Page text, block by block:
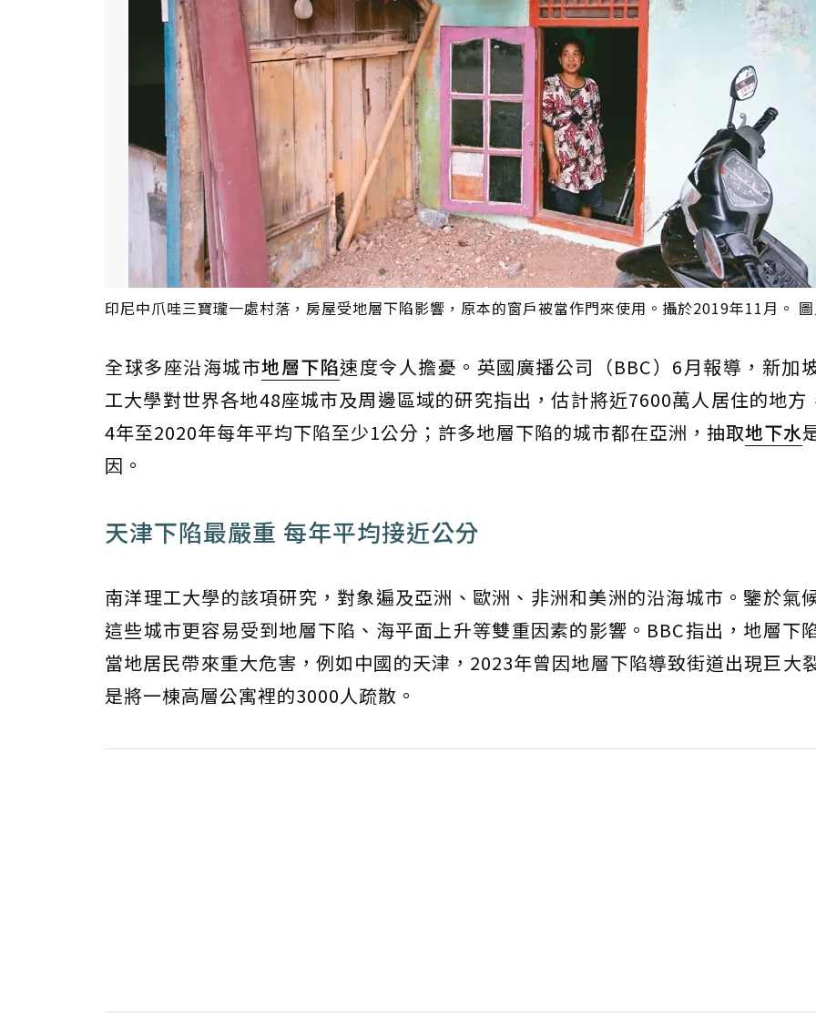
印尼中爪哇三寶瓏一處村落，房屋受地層下陷影響，原本的窗戶被當作門來使用。攝於2019年11月。
全球多座沿海城市地層下陷速度令人擔憂。英國廣播公司（BBC）6月報導，新加
工大學對世界各地48座城市及周邊區域的研究指出，估計將近7600萬人居住的地方
4年至2020年每年平均下陷至少1公分；許多地層下陷的城市都在亞洲，抽取地下水
因。
天津下陷最嚴重 每年平均接近公分
南洋理工大學的該項研究，對象遍及亞洲、歐洲、非洲和美洲的沿海城市。鑒於氣
這些城市更容易受到地層下陷、海平面上升等雙重因素的影響。BBC指出，地層下
當地居民帶來重大危害，例如中國的天津，2023年曾因地層下陷導致街道出現巨大
是將一棟高層公寓裡的3000人疏散。